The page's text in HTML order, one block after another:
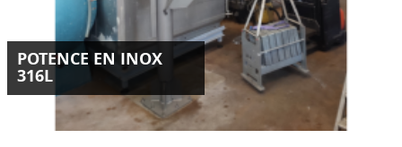
POTENCE EN INOX
316L